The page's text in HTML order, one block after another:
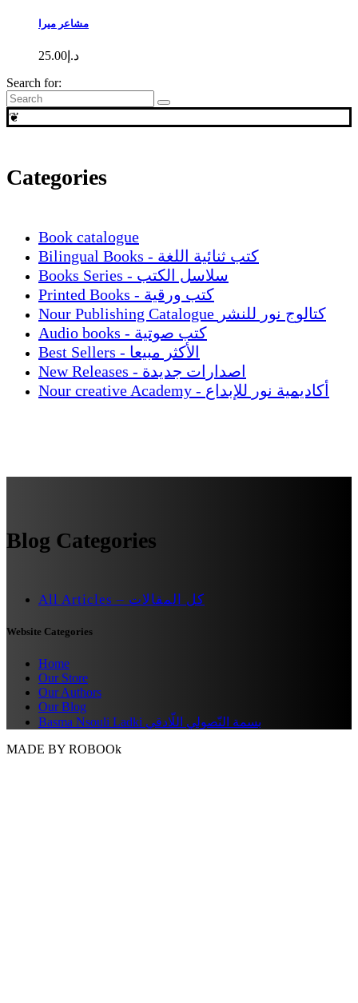
مشاعر ميرا
د.إ 25.00
Search for:
❦
Categories
Book catalogue
Bilingual Books - كتب ثنائية اللغة
Books Series - سلاسل الكتب
Printed Books - كتب ورقية
Nour Publishing Catalogue كتالوج نور للنشر
Audio books - كتب صوتية
Best Sellers - الأكثر مبيعا
New Releases - اصدارات جديدة
Nour creative Academy - أكاديمية نور للإبداع
Blog Categories
All Articles – كل المقالات
Website Categories
Home
Our Store
Our Authors
Our Blog
Basma Nsouli Ladki بسمة النّصولي اللّادقي
MADE BY ROBOOk